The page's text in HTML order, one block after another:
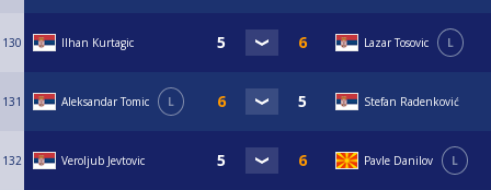
130 Ilhan Kurtagic Lazar Tosovic L
131 Aleksandar Tomic L Stefan Radenković
132 Veroljub Jevtovic Pavle Danilov L